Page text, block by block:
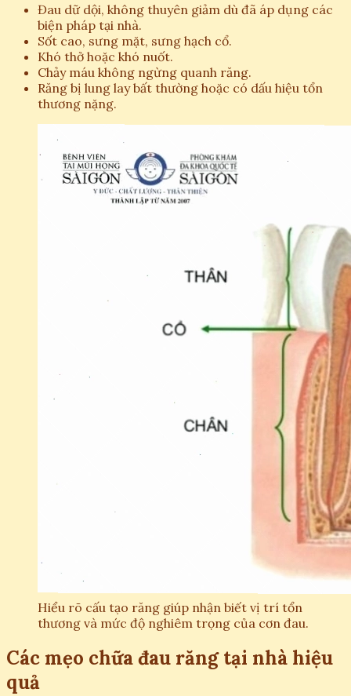
Đau dữ dội, không thuyên giảm dù đã áp dụng các
biện pháp tại nhà.
Sốt cao, sưng mặt, sưng hạch cổ.
Khó thở hoặc khó nuốt.
Chảy máu không ngừng quanh răng.
Răng bị lung lay bất thường hoặc có dấu hiệu tổn
thương nặng.
Hiểu rõ cấu tạo răng giúp nhận biết vị trí tổn
thương và mức độ nghiêm trọng của cơn đau.
Các mẹo chữa đau răng tại nhà hiệu
quả